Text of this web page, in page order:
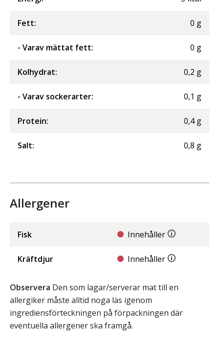
Fett: 0 g
- Varav mättat fett: 0 g
Kolhydrat: 0,2 g
- Varav sockerarter: 0,1 g
Protein: 0,4 g
Salt: 0,8 g
Allergener
Fisk Innehåller
Kräftdjur Innehåller
Observera Den som lagar/serverar mat till en
allergiker måste alltid noga läs igenom
ingrediensförteckningen på förpackningen där
eventuella allergener ska framgå.